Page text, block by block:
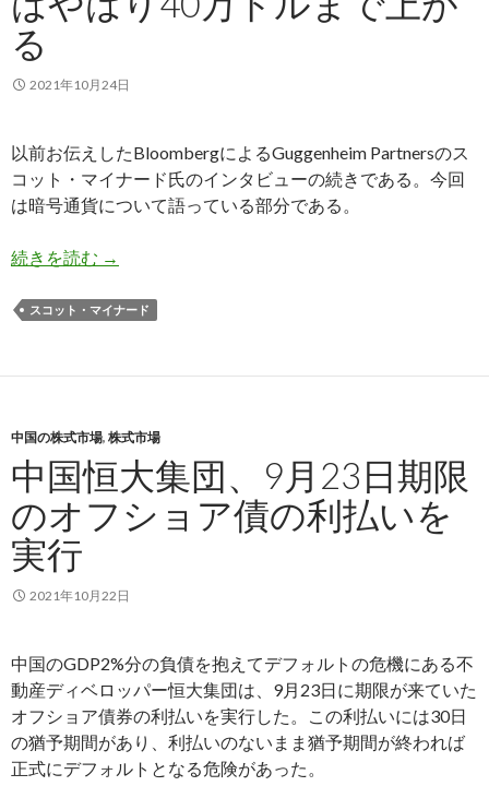
る
2021年10月24日
以前お伝えしたBloombergによるGuggenheim Partnersのス
コット・マイナード氏のインタビューの続きである。今回
は暗号通貨について語っている部分である。
続きを読む マイナード氏: ビットコインはやはり40万ドルま
→
スコット・マイナード
中国の株式市場, 株式市場
中国恒大集団、9月23日期限
のオフショア債の利払いを
実行
2021年10月22日
中国のGDP2%分の負債を抱えてデフォルトの危機にある不
動産ディベロッパー恒大集団は、9月23日に期限が来ていた
オフショア債券の利払いを実行した。この利払いには30日
の猶予期間があり、利払いのないまま猶予期間が終われば
正式にデフォルトとなる危険があった。